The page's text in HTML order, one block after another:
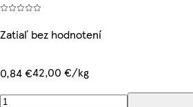
Zatiaľ bez hodnotení
0,84 €42,00 €/kg